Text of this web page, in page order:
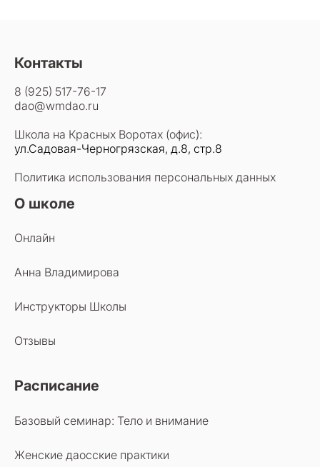
Контакты
8 (925) 517-76-17
dao@wmdao.ru
Школа на Красных Воротах (офис):
ул.Садовая-Черногрязская, д.8, стр.8
Политика использования персональных данных
О школе
Онлайн
Анна Владимирова
Инструкторы Школы
Отзывы
Расписание
Базовый семинар: Тело и внимание
Женские даосские практики